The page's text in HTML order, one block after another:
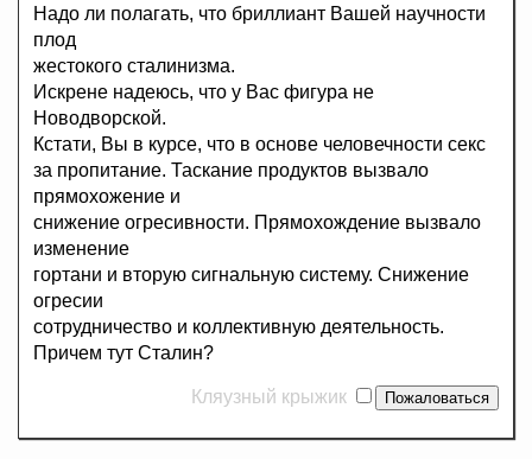
Надо ли полагать, что бриллиант Вашей научности
плод
жестокого сталинизма.
Искрене надеюсь, что у Вас фигура не
Новодворской.
Кстати, Вы в курсе, что в основе человечности секс
за пропитание. Таскание продуктов вызвало
прямохожение и
снижение огресивности. Прямохождение вызвало
изменение
гортани и вторую сигнальную систему. Снижение
огресии
сотрудничество и коллективную деятельность.
Причем тут Сталин?
Кляузный крыжик